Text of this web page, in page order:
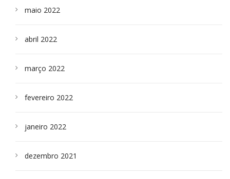
maio 2022
abril 2022
março 2022
fevereiro 2022
janeiro 2022
dezembro 2021